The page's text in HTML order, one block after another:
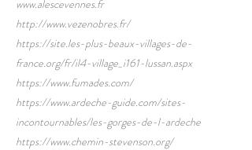
www.alescevennes.fr
http://www.vezenobres.fr/
https://site.les-plus-beaux-villages-de-
france.org/fr/il4-village_i161-lussan.aspx
https://www.fumades.com/
https://www.ardeche-guide.com/sites-
incontournables/les-gorges-de-l-ardeche
https://www.chemin-stevenson.org/